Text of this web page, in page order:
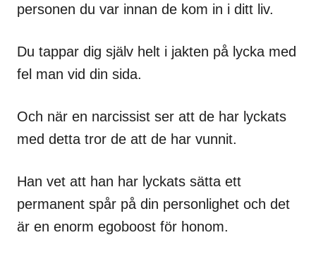
personen du var innan de kom in i ditt liv.
Du tappar dig själv helt i jakten på lycka med
fel man vid din sida.
Och när en narcissist ser att de har lyckats
med detta tror de att de har vunnit.
Han vet att han har lyckats sätta ett
permanent spår på din personlighet och det
är en enorm egoboost för honom.